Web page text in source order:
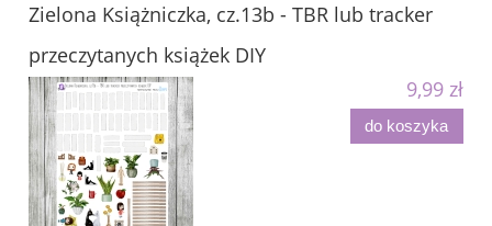
Zielona Książniczka, cz.13b - TBR lub tracker
przeczytanych książek DIY
9,99 zł
do koszyka